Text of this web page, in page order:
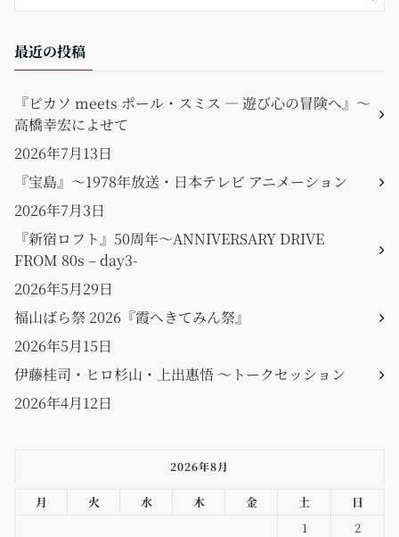
最近の投稿
『ピカソ meets ポール・スミス ― 遊び心の冒険へ』〜
高橋幸宏によせて
2026年7月13日
『宝島』〜1978年放送・日本テレビ アニメーション
2026年7月3日
『新宿ロフト』50周年〜ANNIVERSARY DRIVE
FROM 80s – day3-
2026年5月29日
福山ばら祭 2026『霞へきてみん祭』
2026年5月15日
伊藤桂司・ヒロ杉山・上出惠悟 〜トークセッション
2026年4月12日
2026年8月
月 火 水 木 金 土
日
1
2